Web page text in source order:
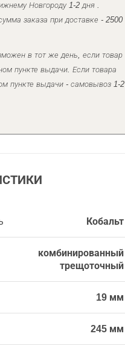
Новгороду 1-2 дня .
заказа при доставке - 2500
в тот же день, если товар
пункте выдачи. Если товара
пункте выдачи - самовывоз 1-2
Кобальт
комбинированный
трещоточный
19 мм
245 мм